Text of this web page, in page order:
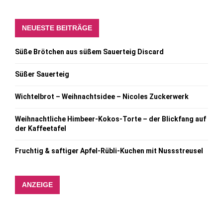
NEUESTE BEITRÄGE
Süße Brötchen aus süßem Sauerteig Discard
Süßer Sauerteig
Wichtelbrot – Weihnachtsidee – Nicoles Zuckerwerk
Weihnachtliche Himbeer-Kokos-Torte – der Blickfang auf
der Kaffeetafel
Fruchtig & saftiger Apfel-Rübli-Kuchen mit Nussstreusel
ANZEIGE